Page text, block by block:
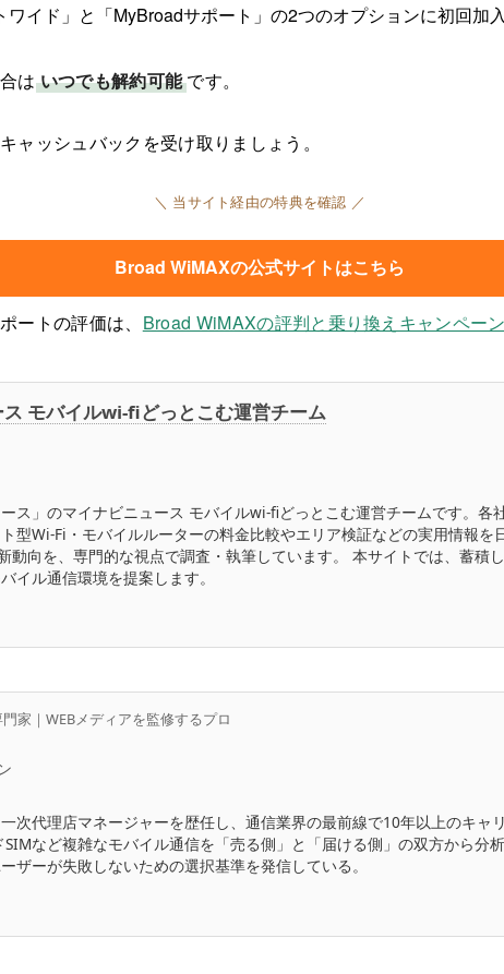
ワイド」と「MyBroadサポート」の2つのオプションに初回加
は いつでも解約可能 です。
ャッシュバックを受け取りましょう。
＼ 当サイト経由の特典を確認 ／
Broad WiMAXの公式サイトはこちら
ートの評価は、 Broad WiMAXの評判と乗り換えキャンペー
モバイルwi-fiどっとこむ運営チーム
ス」のマイナビニュース モバイルwi-fiどっとこむ運営チームです。各
型Wi-Fi・モバイルルーターの料金比較やエリア検証などの実用情報を
動向を、専門的な視点で調査・執筆しています。 本サイトでは、蓄積
イル通信環境を提案します。
家｜WEBメディアを監修するプロ
次代理店マネージャーを歴任し、通信業界の最前線で10年以上のキャ
など複雑なモバイル通信を「売る側」と「届ける側」の双方から分
ザーが失敗しないための選択基準を発信している。